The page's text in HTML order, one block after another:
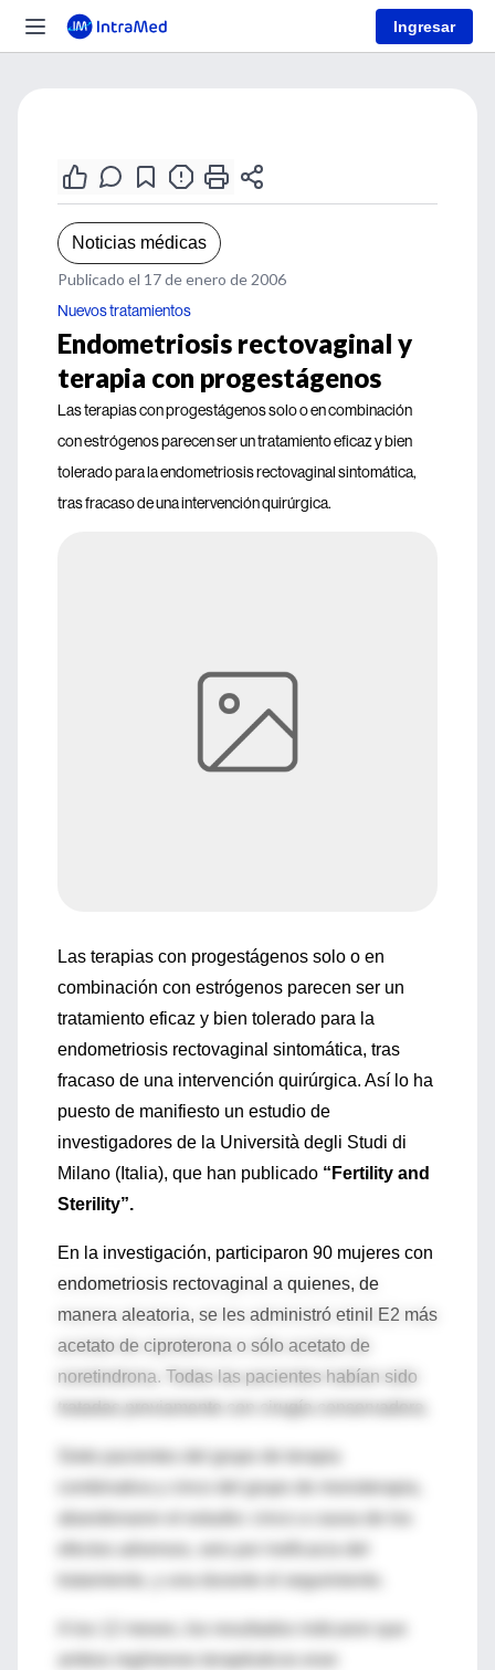
Ingresar
Noticias médicas
Publicado el 17 de enero de 2006
Nuevos tratamientos
Endometriosis rectovaginal y
terapia con progestágenos
Las terapias con progestágenos solo o en combinación
con estrógenos parecen ser un tratamiento eficaz y bien
tolerado para la endometriosis rectovaginal sintomática,
tras fracaso de una intervención quirúrgica.
Las terapias con progestágenos solo o en
combinación con estrógenos parecen ser un
tratamiento eficaz y bien tolerado para la
endometriosis rectovaginal sintomática, tras
fracaso de una intervención quirúrgica. Así lo ha
puesto de manifiesto un estudio de
investigadores de la Università degli Studi di
Milano (Italia), que han publicado “Fertility and
Sterility”.
En la investigación, participaron 90 mujeres con
endometriosis rectovaginal a quienes, de
manera aleatoria, se les administró etinil E2 más
acetato de ciproterona o sólo acetato de
noretindrona. Todas las pacientes habían sido
tratadas previamente con cirugía conservadora.
Siete pacientes del grupo de terapia
combinativa y cinco del grupo de monoterapia,
tratamiento, y una durante el seguimiento.
ambos regímenes terapéuticos eran